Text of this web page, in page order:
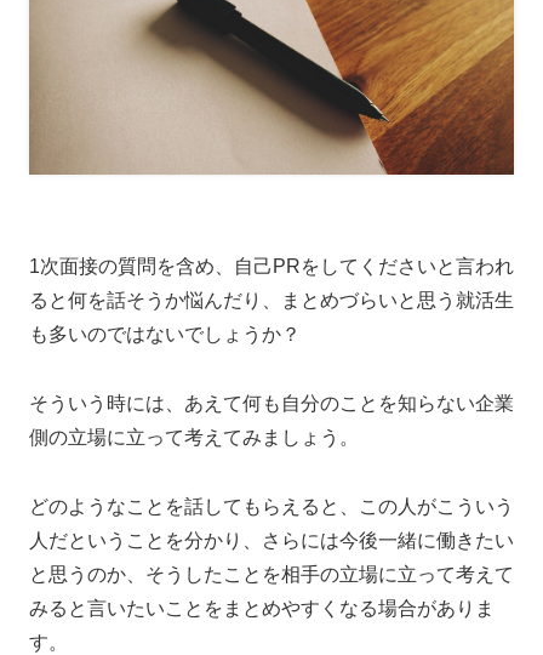
1次面接の質問を含め、自己PRをしてくださいと言われ
ると何を話そうか悩んだり、まとめづらいと思う就活生
も多いのではないでしょうか？
そういう時には、あえて何も自分のことを知らない企業
側の立場に立って考えてみましょう。
どのようなことを話してもらえると、この人がこういう
人だということを分かり、さらには今後一緒に働きたい
と思うのか、そうしたことを相手の立場に立って考えて
みると言いたいことをまとめやすくなる場合がありま
す。